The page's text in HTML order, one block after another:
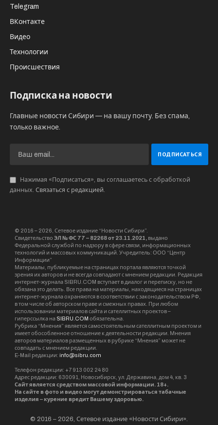
тысяч рублей, наложенный ЦБ РФ за
отсутствие в годовом отчете сведений о
размере годового вознаграждения члена
совета директоров Олега Шарыкина.
отражена информация обо всех
директоров общества Шарыкину О.В.,
являвшемуся единоличным исполнительным
органом АО «ХК «Сибцем»», – говорится в
мотивировочной части суда.
АО «ХК «Сибцем» – является непубличным
арбитража. По данным системы Руспрофайл, в
нынешней организационно – правовой форме
АО зарегистрировано в 2004 году с уставным
капиталом в 303,5 млн руб. Президент – Олег
Шарыкин. Финпоказатели за 2017 год: выручка
0,99 млрд руб., прибыль – 0,1 млрд руб.
Как пояснил представитель ЦБ РФ, в годовом
отчете за 2017 год отражена только «общая
сумма вознаграждения, выплаченная
директоров в размере 39,6 млн руб (включая
заработную плату членов совета директоров,
одновременно являющихся сотрудниками
общества – 22, 9 млн. руб.)».